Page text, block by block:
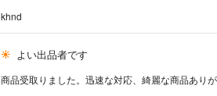
khnd
よい出品者です
商品受取りました。迅速な対応、綺麗な商品ありが